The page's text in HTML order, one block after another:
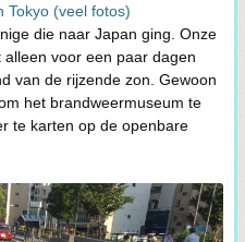
Tokyo (veel fotos)
die naar Japan ging. Onze
voor een paar dagen
van de rijzende zon. Gewoon
het brandweermuseum te
te karten op de openbare